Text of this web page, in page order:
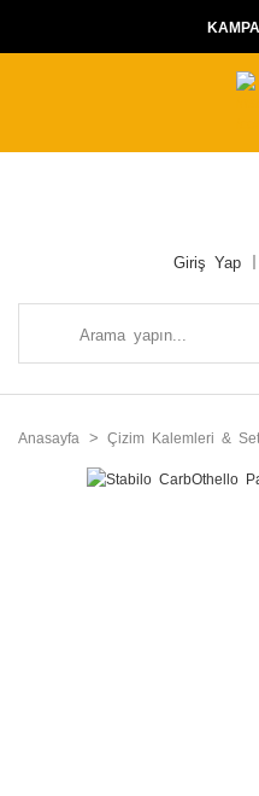
Giriş Yap
Anasayfa Çizim Kalemleri &